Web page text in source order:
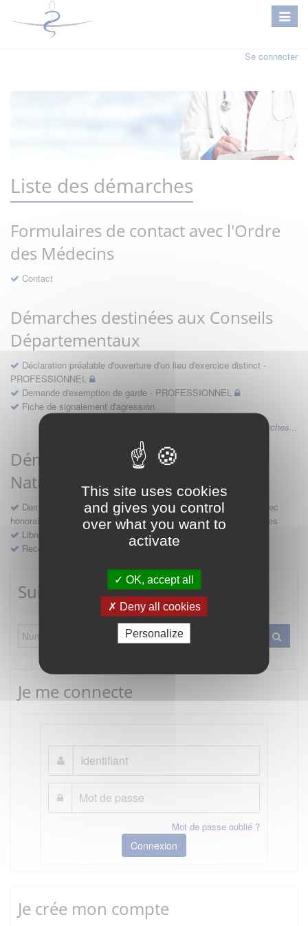
This site uses cookies
and gives you control
over what you want to
activate
OK, accept all
Deny all cookies
Personalize
Se connecter
Liste des démarches
Formulaires de contact avec l'Ordre
des Médecins
Contact
Démarches destinées aux Conseils
Départementaux
Déclaration préalable d'ouverture d'un lieu d'exercice distinct -
PROFESSIONNEL
Demande d'exemption de garde - PROFESSIONNEL
Fiche de signalement d'agression
Voir les autres démarches...
Démarches destinées au Conseil
National
Demande d'avis en hospitalité, en études, des conventions avec
honoraires et des demandes diverses formulées par les entreprises
Libre prestation de services
Recours
Suivre mes démarches
Je me connecte
Mot de passe oublié ?
Connexion
Je crée mon compte